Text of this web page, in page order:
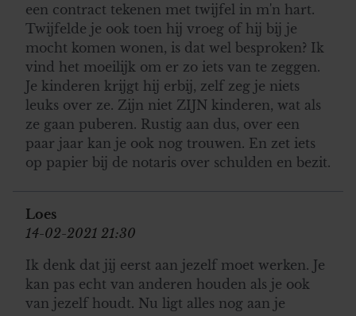
een contract tekenen met twijfel in m'n hart.
Twijfelde je ook toen hij vroeg of hij bij je
mocht komen wonen, is dat wel besproken? Ik
vind het moeilijk om er zo iets van te zeggen.
Je kinderen krijgt hij erbij, zelf zeg je niets
leuks over ze. Zijn niet ZIJN kinderen, wat als
ze gaan puberen. Rustig aan dus, over een
paar jaar kan je ook nog trouwen. En zet iets
op papier bij de notaris over schulden en bezit.
Loes
14-02-2021 21:30
Ik denk dat jij eerst aan jezelf moet werken. Je
kan pas echt van anderen houden als je ook
van jezelf houdt. Nu ligt alles nog aan je